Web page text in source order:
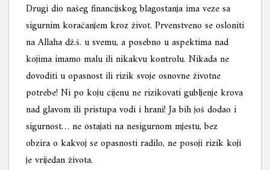
Drugi dio našeg financijskog blagostanja ima veze sa
sigurnim koračanjem kroz život. Prvenstveno se osloniti
na Allaha dž.š. u svemu, a posebno u aspektima nad
kojima imamo malu ili nikakvu kontrolu. Nikada ne
dovoditi u opasnost ili rizik svoje osnovne životne
potrebe! Ni po koju cijenu ne rizikovati gubljenje krova
nad glavom ili pristupa vodi i hrani! Ja bih još dodao i
sigurnost… ne ostajati na nesigurnom mjestu, bez
obzira o kakvoj se opasnosti radilo, ne posoji rizik koji
je vrijedan života.